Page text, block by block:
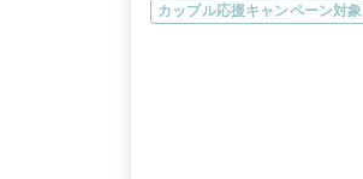
カップル応援キャンペーン対象